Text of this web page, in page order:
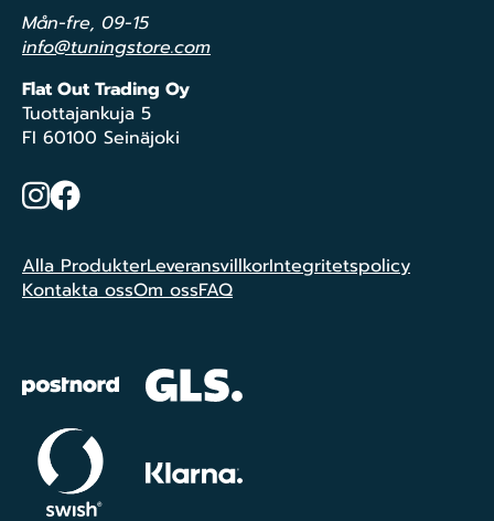
Mån-fre, 09-15
info@tuningstore.com
Flat Out Trading Oy
Tuottajankuja 5
FI 60100 Seinäjoki
Instagram
Facebook
Alla ProdukterLeveransvillkorIntegritetspolicy
Kontakta ossOm ossFAQ